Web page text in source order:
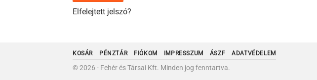
Elfelejtett jelszó?
KOSÁR PÉNZTÁR FIÓKOM IMPRESSZUM ÁSZF ADATVÉDELEM
© 2026 - Fehér és Társai Kft. Minden jog fenntartva.